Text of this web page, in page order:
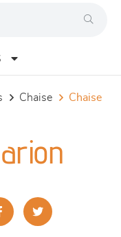
chaise chaise